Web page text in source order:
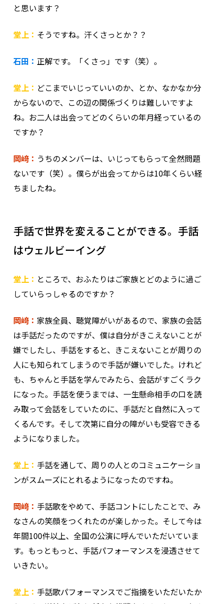
と思います？
堂上： そうですね。汗くさっとか？？
石田： 正解です。「くさっ」です（笑）。
堂上： どこまでいじっていいのか、とか、なかなか分
からないので、この辺の関係づくりは難しいですよ
ね。お二人は出会ってどのくらいの年月経っているの
ですか？
岡﨑： うちのメンバーは、いじってもらって全然問題
ないです（笑）。僕らが出会ってからは10年くらい経
ちましたね。
手話で世界を変えることができる。手話
はウェルビーイング
堂上： ところで、おふたりはご家族とどのように過ご
していらっしゃるのですか？
岡﨑： 家族全員、聴覚障がいがあるので、家族の会話
は手話だったのですが、僕は自分がきこえないことが
嫌でしたし、手話をすると、きこえないことが周りの
人にも知られてしまうので手話が嫌いでした。けれど
も、ちゃんと手話を学んでみたら、会話がすごくラク
になった。手話を使うまでは、一生懸命相手の口を読
み取って会話をしていたのに、手話だと自然に入って
くるんです。そして次第に自分の障がいも受容できる
ようになりました。
堂上： 手話を通して、周りの人とのコミュニケーショ
ンがスムーズにとれるようになったのですね。
岡﨑： 手話歌をやめて、手話コントにしたことで、み
なさんの笑顔をつくれたのが楽しかった。そして今は
年間100件以上、全国の公演に呼んでいただいていま
す。もっともっと、手話パフォーマンスを浸透させて
いきたい。
堂上： 手話歌パフォーマンスでご指摘をいただいたか